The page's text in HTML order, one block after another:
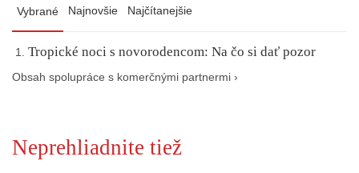
Vybrané Najnovšie Najčítanejšie
Tropické noci s novorodencom: Na čo si dať pozor
Obsah spolupráce s komerčnými partnermi ›
Neprehliadnite tiež